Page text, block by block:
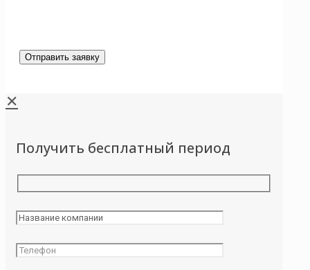
✕
Получить бесплатный период